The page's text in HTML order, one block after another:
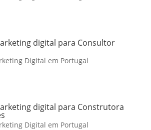
digital para Consultor
Digital em Portugal
digital para Construtora
Digital em Portugal